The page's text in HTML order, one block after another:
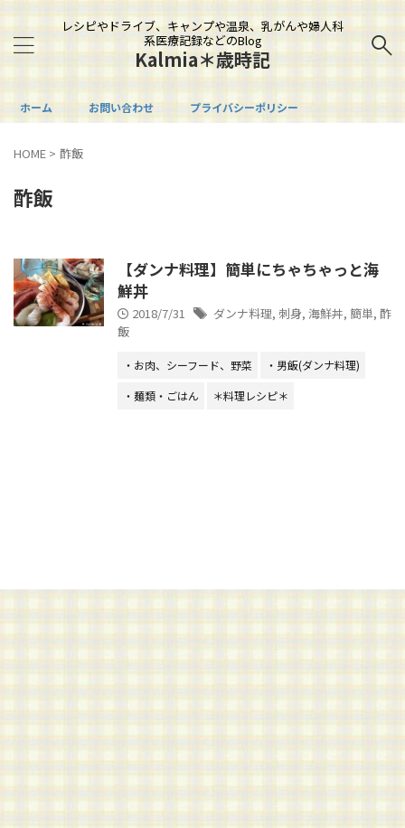
レシピやドライブ、キャンプや温泉、乳がんや婦人科
系医療記録などのBlog
Kalmia＊歳時記
ホーム お問い合わせ プライバシーポリシー
HOME > 酢飯
酢飯
【ダンナ料理】簡単にちゃちゃっと海
鮮丼
2018/7/31 ダンナ料理, 刺身, 海鮮丼, 簡単, 酢
飯
・お肉、シーフード、野菜
・男飯(ダンナ料理)
・麺類・ごはん
＊料理レシピ＊